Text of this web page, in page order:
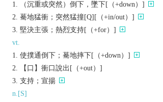
（沉重或突然）倒下，墜下[（+down）]
驀地猛衝；突然猛撞[Q][（+in/out）]
堅決主張；熱烈支持[（+for）]
vt.
使撲通倒下；驀地摔下[（+down）]
【口】衝口說出[（+out）]
支持；宣揚
n.[S]